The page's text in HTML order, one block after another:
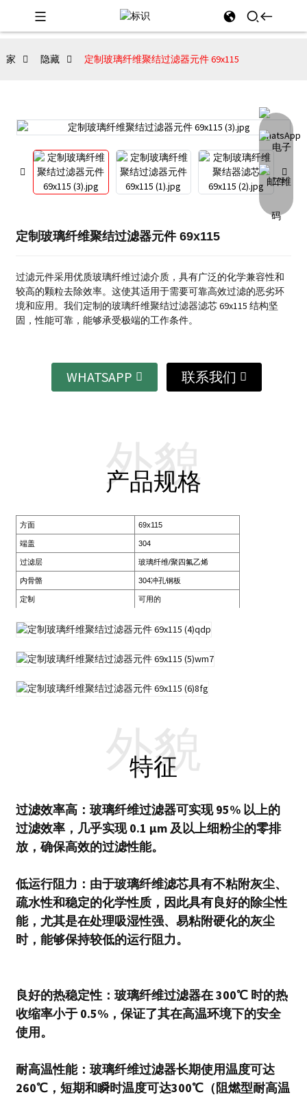
家 隐藏 定制玻璃纤维聚结过滤器元件 69x115
定制玻璃纤维聚结过滤器元件 69x115
过滤元件采用优质玻璃纤维过滤介质，具有广泛的化学兼容性和
较高的颗粒去除效率。 这使其适用于需要可靠高效过滤的恶劣环
境和应用。 我们定制的玻璃纤维聚结过滤器滤芯 69x115 结构坚
固，性能可靠，能够承受极端的工作条件。
WHATSAPP 联系我们
产品规格
外貌
方面 69x115
端盖 304
过滤层 玻璃纤维/聚四氟乙烯
内骨骼 304冲孔钢板
定制 可用的
特征
外貌
过滤效率高：玻璃纤维过滤器可实现 95% 以上的
过滤效率，几乎实现 0.1 μm 及以上细粉尘的零排
放，确保高效的过滤性能。
低运行阻力：由于玻璃纤维滤芯具有不粘附灰尘、
疏水性和稳定的化学性质，因此具有良好的除尘性
能，尤其是在处理吸湿性强、易粘附硬化的灰尘
时，能够保持较低的运行阻力。
良好的热稳定性：玻璃纤维过滤器在 300℃ 时的热
收缩率小于 0.5%，保证了其在高温环境下的安全
使用。
耐高温性能：玻璃纤维过滤器长期使用温度可达
260℃，短期和瞬时温度可达300℃（阻燃型耐高温